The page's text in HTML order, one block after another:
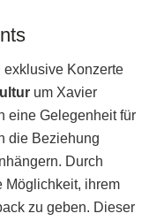
exklusive Konzerte
um Xavier
eine Gelegenheit für
die Beziehung
Durch
Möglichkeit, ihrem
zu geben. Dieser